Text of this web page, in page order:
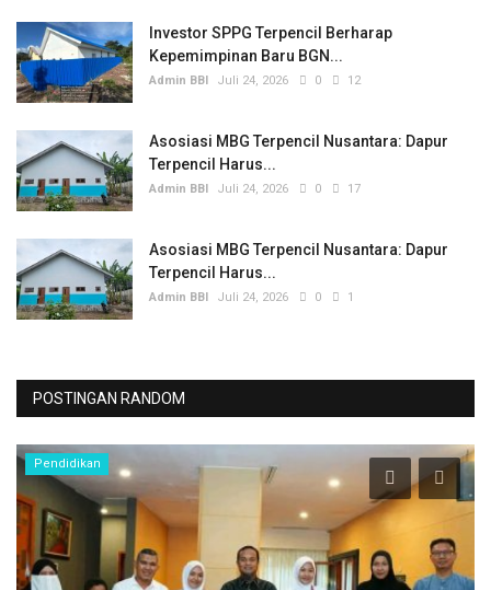
Investor SPPG Terpencil Berharap
Kepemimpinan Baru BGN...
Admin BBI Juli 24, 2026 0 12
Asosiasi MBG Terpencil Nusantara: Dapur
Terpencil Harus...
Admin BBI Juli 24, 2026 0 17
Asosiasi MBG Terpencil Nusantara: Dapur
Terpencil Harus...
Admin BBI Juli 24, 2026 0 1
POSTINGAN RANDOM
Pendidikan